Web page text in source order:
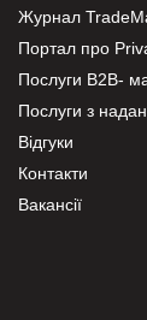
Журнал
Портал про
Послуги В2В-
Послуги з
Відгуки
Контакти
Вакансії